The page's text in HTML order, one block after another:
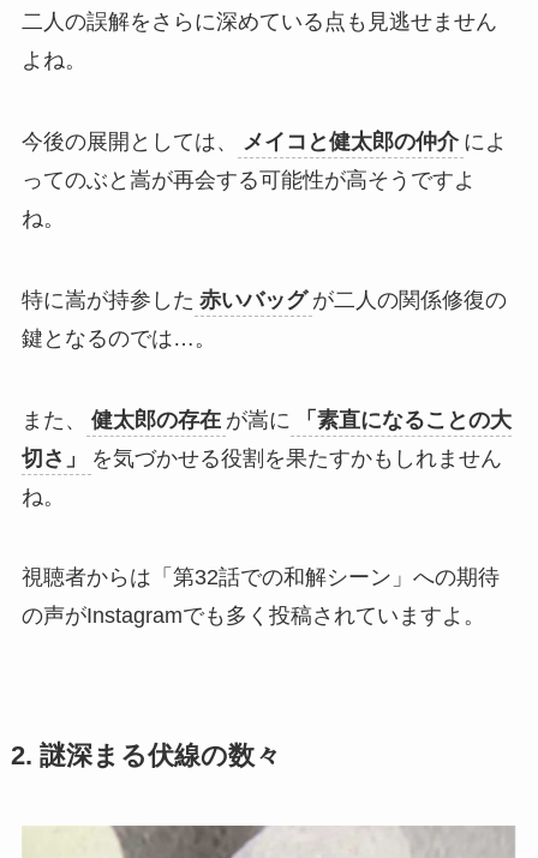
二人の誤解をさらに深めている点も見逃せません
よね。
今後の展開としては、 メイコと健太郎の仲介 によ
ってのぶと嵩が再会する可能性が高そうですよ
ね。
特に嵩が持参した 赤いバッグ が二人の関係修復の
鍵となるのでは…。
また、 健太郎の存在 が嵩に
「素直になることの大
切さ」
を気づかせる役割を果たすかもしれません
ね。
視聴者からは「第32話での和解シーン」への期待
の声がInstagramでも多く投稿されていますよ。
2. 謎深まる伏線の数々